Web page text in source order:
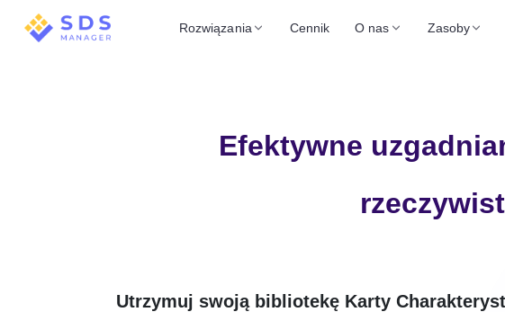
Rozwiązania Cennik O nas Zasoby
Efektywne
Utrzymuj swoją bibliotekę Karty